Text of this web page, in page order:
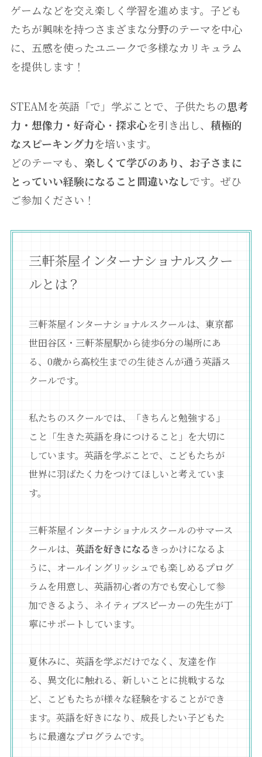
ゲームなどを交え楽しく学習を進めます。子ども
たちが興味を持つさまざまな分野のテーマを中心
に、五感を使ったユニークで多様なカリキュラム
を提供します！
STEAMを英語「で」学ぶことで、子供たちの思考
力・想像力・好奇心 ・ 探求心を引き出し、 積極的
なスピーキング力を培います。
どのテーマも、 楽しくて学びのあり、お子さまに
とっていい経験になること間違いなしです。ぜひ
ご参加ください！
三軒茶屋インターナショナルスクー
ルとは？
三軒茶屋インターナショナルスクールは、東京都
世田谷区・三軒茶屋駅から徒歩6分の場所にあ
る、0歳から高校生までの生徒さんが通う英語ス
クールです。
私たちのスクールでは、「きちんと勉強する」
こと「生きた英語を身につけること」を大切に
しています。英語を学ぶことで、こどもたちが
世界に羽ばたく力をつけてほしいと考えていま
す。
三軒茶屋インターナショナルスクールのサマース
クールは、 英語を好きになるきっかけになるよ
うに、オールイングリッシュでも楽しめるプログ
ラムを用意し、英語初心者の方でも安心して参
加できるよう、ネイティブスピーカーの先生が丁
寧にサポートしています。
夏休みに、英語を学ぶだけでなく、友達を作
る、異文化に触れる、新しいことに挑戦するな
ど、こどもたちが様々な経験をすることができ
ます。英語を好きになり、成長したい子どもた
ちに最適なプログラムです。